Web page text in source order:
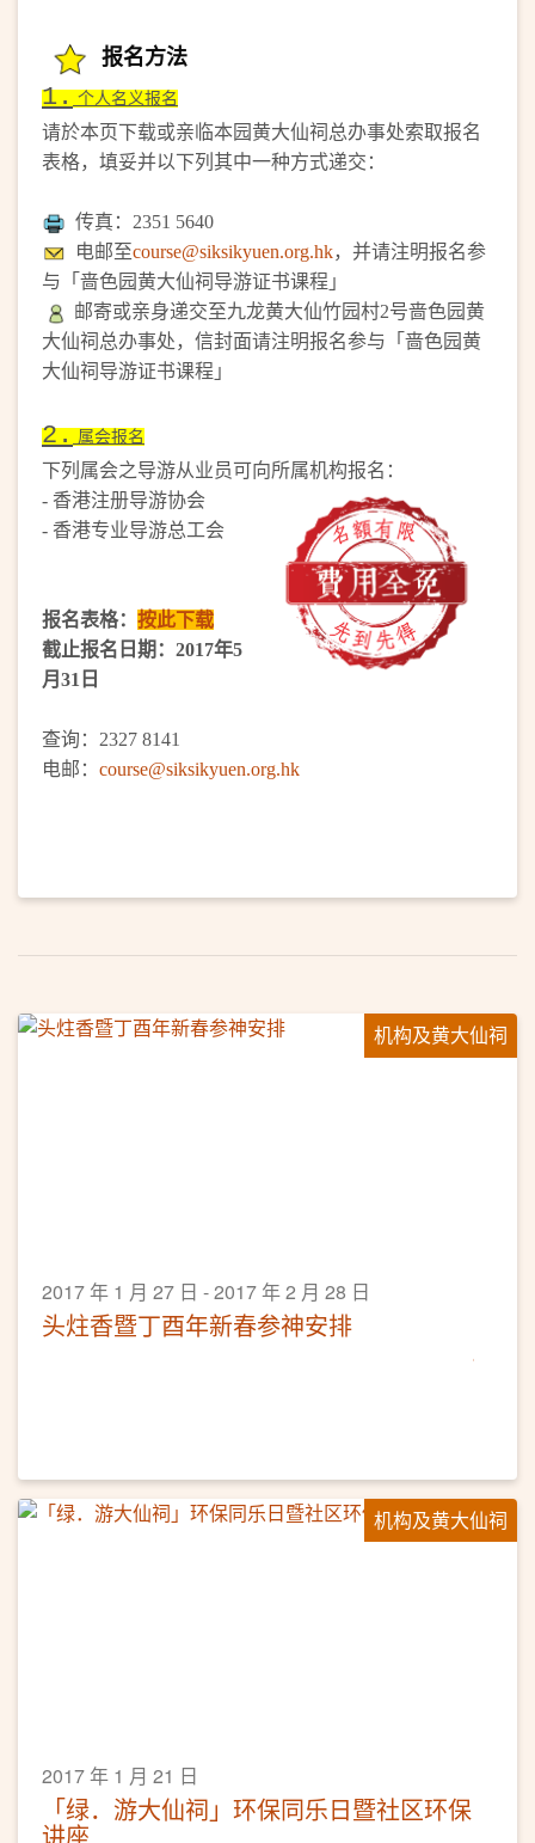
报名方法
1. 个人名义报名
请於本页下载或亲临本园黄大仙祠总办事处索取报名
表格，填妥并以下列其中一种方式递交：
传真：2351 5640
电邮至course@siksikyuen.org.hk，并请注明报名参
与「啬色园黄大仙祠导游证书课程」
邮寄或亲身递交至九龙黄大仙竹园村2号啬色园黄
大仙祠总办事处，信封面请注明报名参与「啬色园黄
大仙祠导游证书课程」
2. 属会报名
下列属会之导游从业员可向所属机构报名：
- 香港注册导游协会
- 香港专业导游总工会
报名表格： 按此下载
截止报名日期：2017年5
月31日
查询：2327 8141
电邮： course@siksikyuen.org.hk
机构及黄大仙祠
2017 年 1 月 27 日 - 2017 年 2 月 28 日
头炷香暨丁酉年新春参神安排
机构及黄大仙祠
2017 年 1 月 21 日
「绿．游大仙祠」环保同乐日暨社区环保
讲座